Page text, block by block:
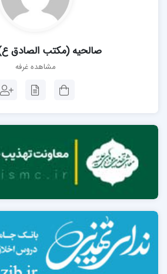
صالحیه (مکتب الصادق
مشاهده غرفه